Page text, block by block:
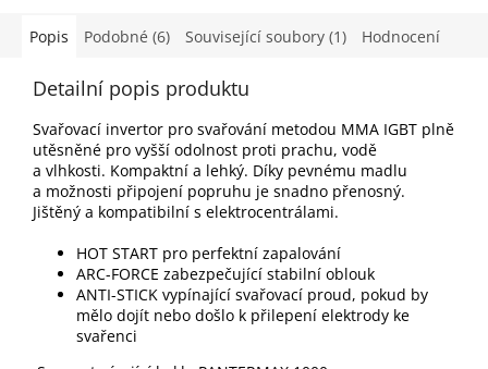
Popis Podobné (6) Související soubory (1) Hodnocení
Detailní popis produktu
Svařovací invertor pro svařování metodou MMA IGBT plně
utěsněné pro vyšší odolnost proti prachu, vodě
a vlhkosti. Kompaktní a lehký. Díky pevnému madlu
a možnosti připojení popruhu je snadno přenosný.
Jištěný a kompatibilní s elektrocentrálami.
HOT START pro perfektní zapalování
ARC-FORCE zabezpečující stabilní oblouk
ANTI-STICK vypínající svařovací proud, pokud by
mělo dojít nebo došlo k přilepení elektrody ke
svařenci